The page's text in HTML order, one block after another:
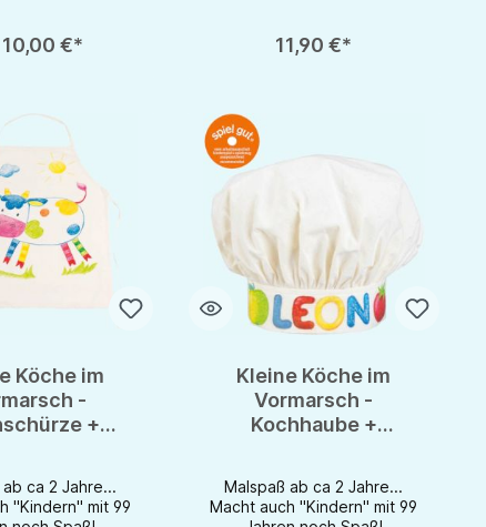
10,00 €* 11,90 €*
Köche im
-
+
ca 2 Jahre...
"Kindern" mit 99
Kleine Köche im
Vormarsch -
Kochhaube +
Malspaß ab ca 2 Jahre...
Macht auch "Kindern" mit 99